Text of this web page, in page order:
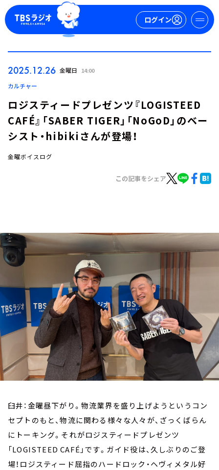
ログイン
イベント・グッズ
YouTube
会社情報
2025.12.26 金曜日 14:00
カルチャー
ロジスティードプレゼンツ『LOGISTEED
CAFÉ』「SABER TIGER」「NoGoD」のベー
シスト・hibikiさんが登場！
金曜ボイスログ
この記事をシェア
臼井：金曜昼下がり。物流業界を盛り上げようというコン
セプトのもと、物流に関わる様々な人々が、ざっくばらん
にトーキング。それがロジスティードプレゼンツ
「LOGISTEED CAFÉ」です。ガイド役は、久しぶりのご登
場！ロジスティード屈指のハードロック・ヘヴィメタル好